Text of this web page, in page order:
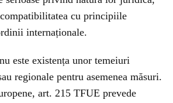
cu principiile
internaționale.
este existența unor temeiuri
regionale pentru asemenea măsuri.
art. 215 TFUE prevede